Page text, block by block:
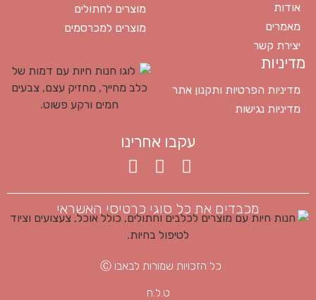
אודות
מאמרים
יצירת קשר
מוצרים לחתולים
מוצרים למכרסמים
מדיניות
מדיניות הפרטיות ותקנון אתר
מדיניות נגישות
עקבו אחרינו
מכבדים את כל סוגי כרטיסי האשראי
כל הזכויות שמורות לבאבו Ⓒ
ט.ל.ח